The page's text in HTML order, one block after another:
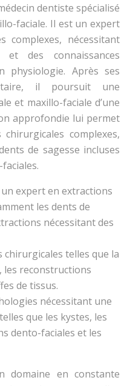
dentiste spécialisé
faciale. Il est un expert
complexes, nécessitant
et des connaissances
physiologie. Après ses
il poursuit une
et maxillo-faciale d’une
approfondie lui permet
complexes,
de sagesse incluses
expert en extractions
les dents de
nécessitant des
telles que la
les reconstructions
de tissus.
nécessitant une
que les kystes, les
dento-faciales et les
domaine en constante